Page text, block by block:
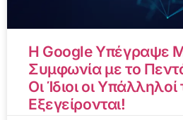
Η Google Υπέγραψε
Συμφωνία με το
Οι Ίδιοι οι Υπάλληλοί
Εξεγείρονται!